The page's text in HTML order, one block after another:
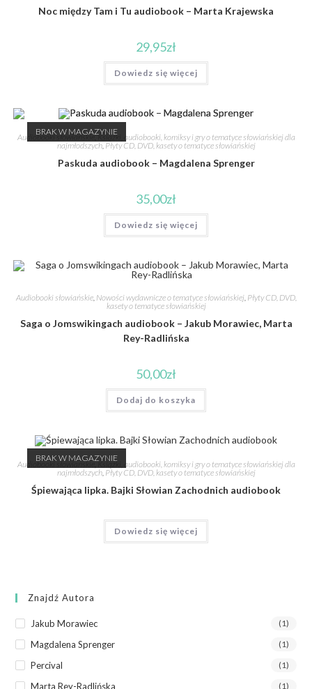
Noc między Tam i Tu audiobook – Marta Krajewska
29,95zł
Dowiedz się więcej
BRAK W MAGAZYNIE
Audiobooki słowiańskie,Książki, audiobooki, komiksy i gry o tematyce słowiańskiej dla
najmłodszych, Płyty CD, DVD, kasety o tematyce słowiańskiej
Paskuda audiobook – Magdalena Sprenger
35,00zł
Dowiedz się więcej
Audiobooki słowiańskie, Nowości wydawnicze o tematyce słowiańskiej, Płyty CD, DVD,
kasety o tematyce słowiańskiej
Saga o Jomswikingach audiobook – Jakub Morawiec, Marta
Rey-Radlińska
50,00zł
Dodaj do koszyka
BRAK W MAGAZYNIE
Audiobooki słowiańskie,Książki, audiobooki, komiksy i gry o tematyce słowiańskiej dla
najmłodszych, Płyty CD, DVD, kasety o tematyce słowiańskiej
Śpiewająca lipka. Bajki Słowian Zachodnich audiobook
Dowiedz się więcej
Znajdź Autora
Jakub Morawiec (1)
Magdalena Sprenger (1)
Percival (1)
Marta Rey-Radlińska (1)